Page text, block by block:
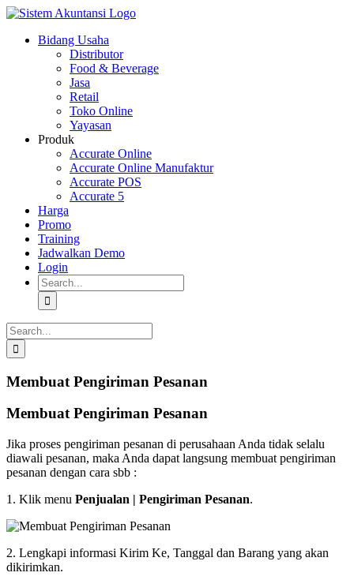
Skip
contentBidang Usaha
Distributor
Food & Beverage
Jasa
Retail
Toko Online
Yayasan
Produk
Accurate Online
Accurate Online Manufaktur
Accurate POS
Accurate 5
Harga
Promo
Training
Jadwalkan Demo
Login
Search
for:
Search
for:
Membuat Pengiriman Pesanan
Membuat Pengiriman Pesanan
Jika proses pengiriman pesanan di perusahaan Anda tidak selalu
diawali pesanan, maka Anda dapat langsung membuat pengiriman
pesanan dengan cara sbb :
1. Klik menu Penjualan | Pengiriman Pesanan.
2. Lengkapi informasi Kirim Ke, Tanggal dan Barang yang akan
dikirimkan.